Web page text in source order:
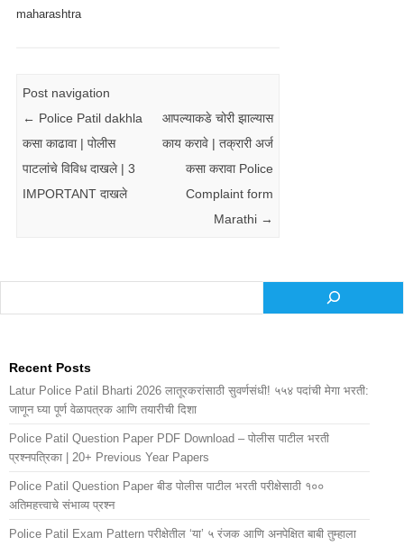
maharashtra
Post navigation
← Police Patil dakhla
कसा काढावा | पोलीस
पाटलांचे विविध दाखले | 3
IMPORTANT दाखले
आपल्याकडे चोरी झाल्यास
काय करावे | तक्रारी अर्ज
कसा करावा Police
Complaint form
Marathi →
Recent Posts
Latur Police Patil Bharti 2026 लातूरकरांसाठी सुवर्णसंधी! ५५४ पदांची मेगा भरती:
जाणून घ्या पूर्ण वेळापत्रक आणि तयारीची दिशा
Police Patil Question Paper PDF Download – पोलीस पाटील भरती
प्रश्नपत्रिका | 20+ Previous Year Papers
Police Patil Question Paper बीड पोलीस पाटील भरती परीक्षेसाठी १००
अतिमहत्त्वाचे संभाव्य प्रश्न
Police Patil Exam Pattern परीक्षेतील ‘या’ ५ रंजक आणि अनपेक्षित बाबी तुम्हाला